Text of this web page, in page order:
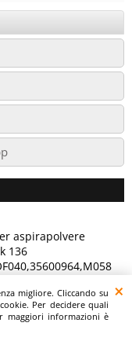
migliore. Cliccando su
Per decidere quali
maggiori informazioni è
aspirapolvere
136
- Lancusi di Fisciano (SA)
G4AI1U8